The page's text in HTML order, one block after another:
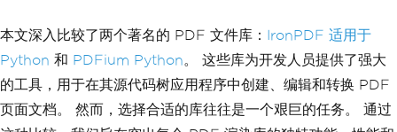
本文深入比较了两个著名的 PDF 文件库： IronPDF 适用于
Python 和 PDFium Python。 这些库为开发人员提供了强大
的工具，用于在其源代码树应用程序中创建、编辑和转换 PDF
页面文档。 然而，选择合适的库往往是一个艰巨的任务。 通过